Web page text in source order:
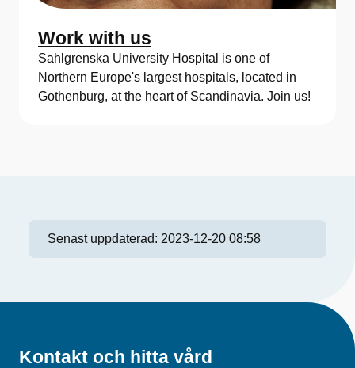
Work with us
Sahlgrenska University Hospital is one of
Northern Europe's largest hospitals, located in
Gothenburg, at the heart of Scandinavia. Join us!
Senast uppdaterad: 2023-12-20 08:58
Kontakt och hitta vård